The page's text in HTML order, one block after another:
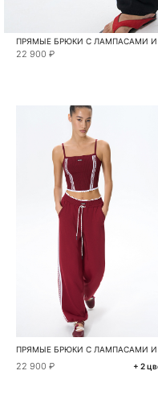
ПРЯМЫЕ БРЮКИ С ЛАМПАСАМИ И
22 900 ₽
22 900 ₽ + 2